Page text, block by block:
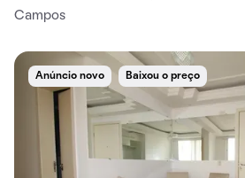
Campos
Anúncio novo Baixou o preço